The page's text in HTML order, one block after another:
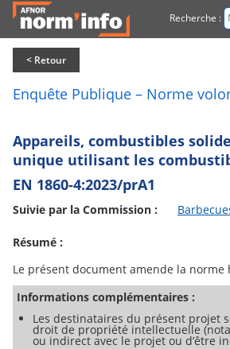
Recherche :
< Retour
Enquête Publique – Norme
Appareils, combustibles
unique utilisant les
EN 1860-4:2023/prA1
Suivie par la Commission :
Résumé :
Informations complémentaires :
Les destinataires du présent projet
droit de propriété intellectuelle
ou indirect avec le projet ou d’être